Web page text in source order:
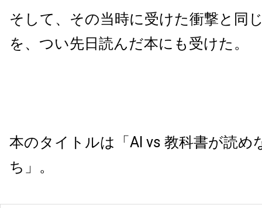
そして、その当時に受けた衝撃と同
を、つい先日読んだ本にも受けた。
本のタイトルは「AI vs 教科書が読め
ち」。